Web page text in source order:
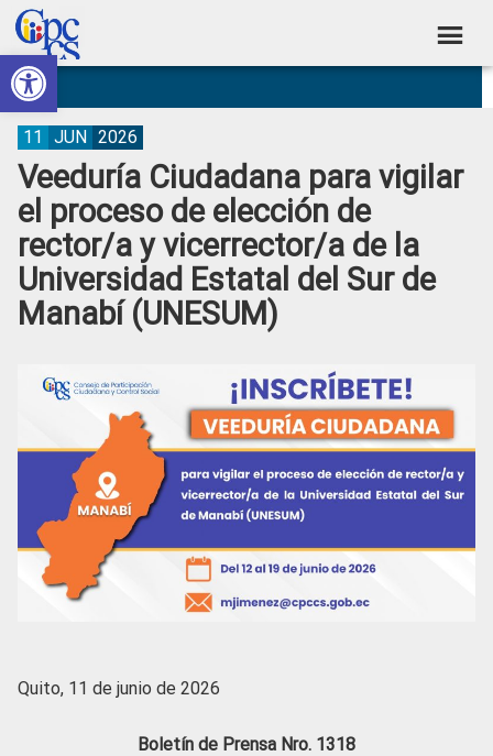
Abrir barra de herramientas
Skip
to
primary
navigation
Skip
to
main
content
Skip
to
primary
sidebar
Skip
to
footer
Consejo
de
Participación
Ciudadana
Control
Social
Construyendo
Poder
Ciudadano
Veeduría Ciudadana para vigilar
el proceso de elección de
rector/a y vicerrector/a de la
Universidad Estatal del Sur de
Manabí (UNESUM)
11 JUN 2026
Quito, 11 de junio de 2026
Boletín de Prensa Nro. 1318